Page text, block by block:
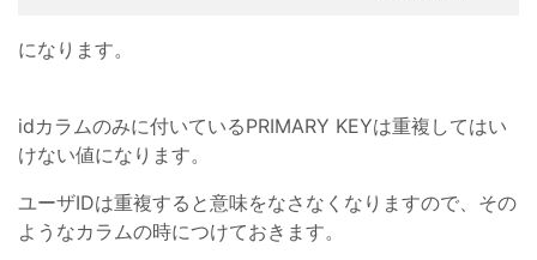
になります。
idカラムのみに付いているPRIMARY KEYは重複してはい
けない値になります。
ユーザIDは重複すると意味をなさなくなりますので、その
ようなカラムの時につけておきます。